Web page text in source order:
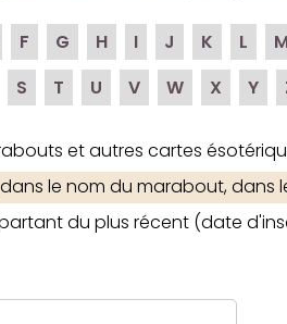
F G H I J K L
S
T U V W X Y
et autres cartes
le nom du marabout, dans
du plus récent (date